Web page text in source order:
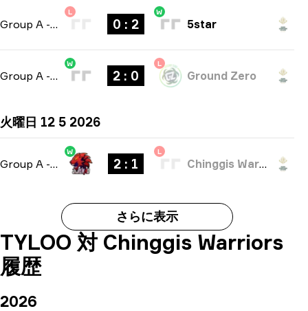
Group A - bo3
L
0 : 2
W
5star
Group A - bo3
W
2 : 0
L
Ground Zero
火曜日 12 5 2026
Group A - bo3
W
2 : 1
L
Chinggis Warriors
さらに表示
TYLOO 対 Chinggis Warriors
履歴
2026